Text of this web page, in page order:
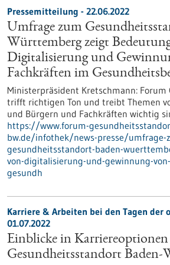
Pressemitteilung - 22.06.2022
Umfrage zum
Württemberg zeigt
Digitalisierung und
Fachkräften im
Ministerpräsident Kretschmann:
trifft richtigen Ton und treibt Themen
und Bürgern und Fachkräften wichtig
https://www.forum-
bw.de/infothek/news-presse/umfrage-
gesundheitsstandort-baden-
von-digitalisierung-und-gewinnung-
gesundh
Karriere & Arbeiten bei den Tagen der
01.07.2022
Einblicke in Karriereoptionen
Gesundheitsstandort Baden-